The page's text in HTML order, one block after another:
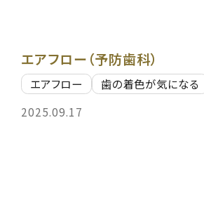
エアフロー（予防歯科）
エアフロー
歯の着色が気になる
2025.09.17